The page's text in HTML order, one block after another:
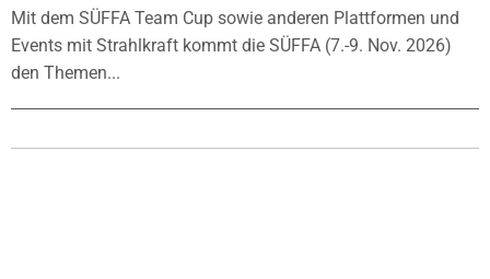
Mit dem SÜFFA Team Cup sowie anderen Plattformen und
Events mit Strahlkraft kommt die SÜFFA (7.-9. Nov. 2026)
den Themen...